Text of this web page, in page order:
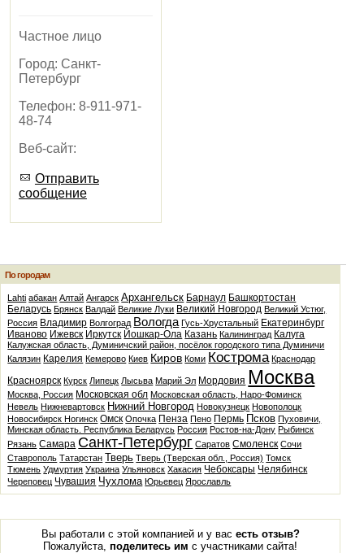
Частное лицо
Город: Санкт-
Петербург
Телефон: 8-911-971-
48-74
Веб-сайт:
Отправить
сообщение
По городам
Lahti абакан Алтай Ангарск Архангельск Барнаул Башкортостан
Беларусь Брянск Валдай Великие Луки Великий Новгород Великий Устюг,
Россия Владимир Волгоград Вологда Гусь-Хрустальный Екатеринбург
Иваново Ижевск Иркутск Йошкар-Ола Казань Калининград Калуга
Калужская область, Думиничский район, посёлок городского типа Думиничи
Калязин Карелия Кемерово Киев Киров Коми Кострома Краснодар
Красноярск Курск Липецк Лысьва Марий Эл Мордовия Москва
Москва, Россия Московская обл Московская область, Наро-Фоминск
Невель Нижневартовск Нижний Новгород Новокузнецк Новополоцк
НовосибирскНогинск Омск Опочка Пенза Пено Пермь Псков Пуховичи,
Минская область. Республика Беларусь Россия Ростов-на-Дону Рыбинск
Рязань Самара Санкт-Петербург Саратов Смоленск Сочи
Ставрополь Татарстан Тверь Тверь (Тверская обл., Россия) Томск
Тюмень Удмуртия Украина Ульяновск Хакасия Чебоксары Челябинск
Череповец Чувашия Чухлома Юрьевец Ярославль
Вы работали с этой компанией и у вас есть отзыв?
Пожалуйста,поделитесь им с участниками сайта!